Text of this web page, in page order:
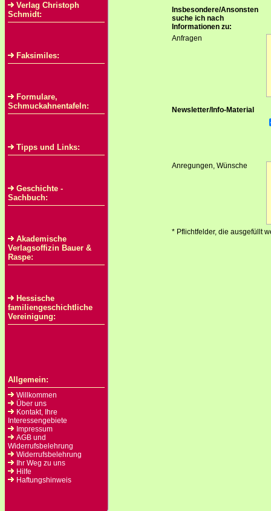
Verlag Christoph
Schmidt:
Faksimiles:
Formulare,
Schmuckahnentafeln:
Tipps und Links:
Geschichte -
Sachbuch:
Akademische
Verlagsoffizin Bauer &
Raspe:
Hessische
familiengeschichtliche
Vereinigung:
Allgemein:
Willkommen
Über uns
Kontakt, Ihre
Interessengebiete
Impressum
AGB und
Widerrufsbelehrung
Widerrufsbelehrung
Ihr Weg zu uns
Hilfe
Haftungshinweis
Insbesondere/Ansonsten
suche ich nach
Informationen zu:
Anfragen
Newsletter/Info-Material
Anregungen, Wünsche
* Pflichtfelder, die ausgefüllt